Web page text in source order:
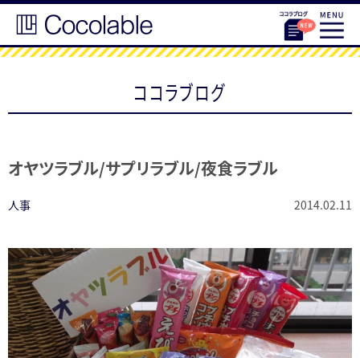
ココラブログ
オヤツラブル/サプリラブル/夜食ラブル
人事 2014.02.11